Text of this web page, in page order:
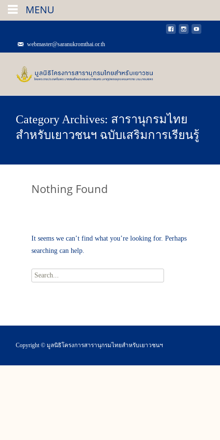
webmaster@saranukromthai.or.th
Category Archives: สารานุกรมไทย
สำหรับเยาวชนฯ ฉบับเสริมการเรียนรู้
Nothing Found
It seems we can’t find what you’re looking for. Perhaps
searching can help.
Search
Copyright © มูลนิธิโครงการสารานุกรมไทยสำหรับเยาวชนฯ
MENU
MENU